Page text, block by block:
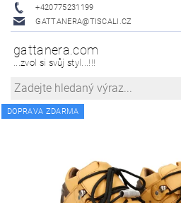
+420775231199
GATTANERA@TISCALI.CZ
gattanera.com
...zvol si svůj styl...!!!
DOPRAVA ZDARMA